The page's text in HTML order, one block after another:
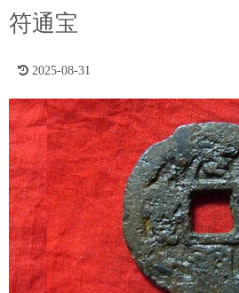
キ符通宝
2025-08-31